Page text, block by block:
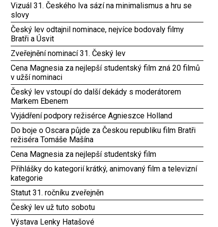
Vizuál 31. Českého lva sází na minimalismus a hru se
slovy
Český lev odtajnil nominace, nejvíce bodovaly filmy
Bratři a Úsvit
Zveřejnění nominací 31. Český lev
Cena Magnesia za nejlepší studentský film zná 20 filmů
v užší nominaci
Český lev vstoupí do další dekády s moderátorem
Markem Ebenem
Vyjádření podpory režisérce Agnieszce Holland
Do boje o Oscara půjde za Českou republiku film Bratři
režiséra Tomáše Mašína
Cena Magnesia za nejlepší studentský film
Přihlášky do kategorií krátký, animovaný film a televizní
kategorie
Statut 31. ročníku zveřejněn
Český lev už tuto sobotu
Výstava Lenky Hatašové